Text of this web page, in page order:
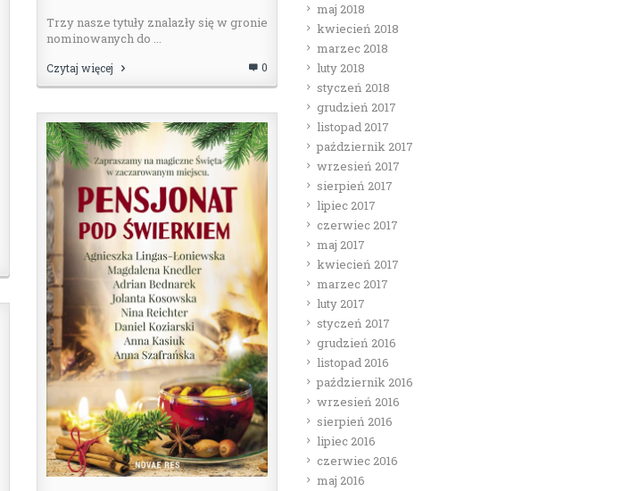
Trzy nasze tytuły znalazły się w gronie
nominowanych do ...
Czytaj więcej 0
maj 2018
kwiecień 2018
marzec 2018
luty 2018
styczeń 2018
grudzień 2017
listopad 2017
październik 2017
wrzesień 2017
sierpień 2017
lipiec 2017
czerwiec 2017
maj 2017
kwiecień 2017
marzec 2017
luty 2017
styczeń 2017
grudzień 2016
listopad 2016
październik 2016
wrzesień 2016
sierpień 2016
lipiec 2016
czerwiec 2016
maj 2016